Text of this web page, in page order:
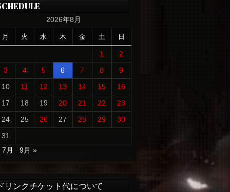
2026年8月
月 火 水 木 金 土 日
1
2
3
4 5 6 7 8
9
10
11 12 13 14 15
16
17
18 19 20 21 22
23
24
25 26 27 28 29
30
31
7月
9月 »
リンクチケット代について